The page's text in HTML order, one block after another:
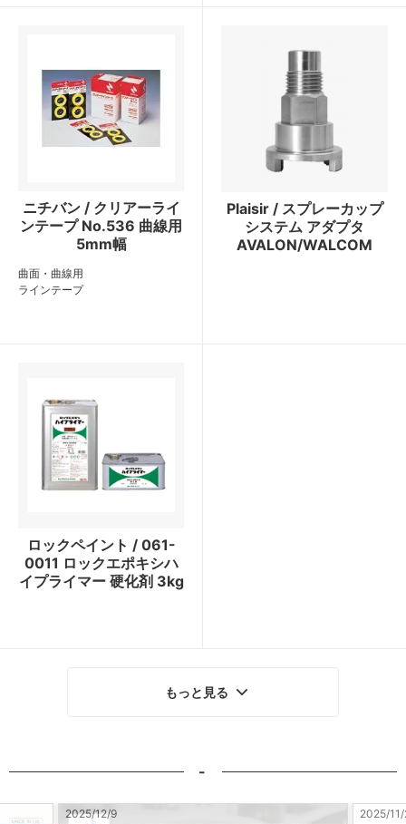
ニチバン / クリアーライ
ンテープ No.536 曲線用
5mm幅
曲面・曲線用
ラインテープ
Plaisir / スプレーカップ
システム アダプタ
AVALON/WALCOM
ロックペイント / 061-
0011 ロックエポキシハ
イプライマー 硬化剤 3kg
もっと見る
-
2025/11/28 2025/